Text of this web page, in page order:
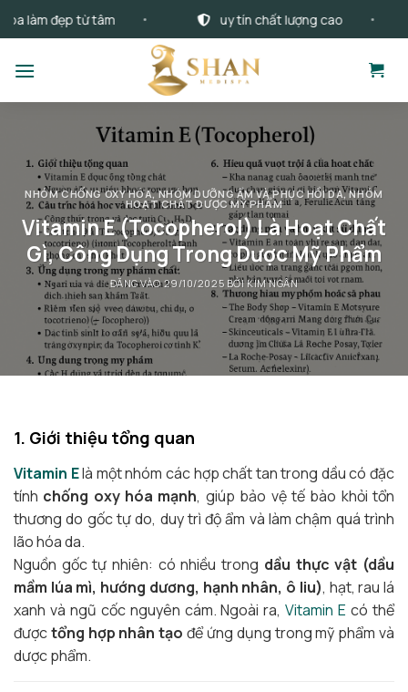
dung
đẹp từ tâm uy tín chất lượng cao
NHÓM CHỐNG OXY HÓA,NHÓM DƯỠNG ẨM VÀ PHỤC HỒI DA,NHÓM
HOẠT CHẤT DƯỢC MỸ PHẨM
Vitamin E (Tocopherol) Là Hoạt Chất
Gì, Công Dụng Trong Dược Mỹ Phẩm
ĐĂNG VÀO29/10/2025 BỞI KIM NGÂN
1. Giới thiệu tổng quan
Vitamin Elà một nhóm các hợp chất tan trong dầu có đặc
tính chống oxy hóa mạnh, giúp bảo vệ tế bào khỏi tổn
thương do gốc tự do, duy trì độ ẩm và làm chậm quá trình
lão hóa da.
Nguồn gốc tự nhiên: có nhiều trong dầu thực vật (dầu
mầm lúa mì, hướng dương, hạnh nhân, ô liu), hạt, rau lá
xanh và ngũ cốc nguyên cám. Ngoài ra,Vitamin E có thể
đượctổng hợp nhân tạo để ứng dụng trong mỹ phẩm và
dược phẩm.